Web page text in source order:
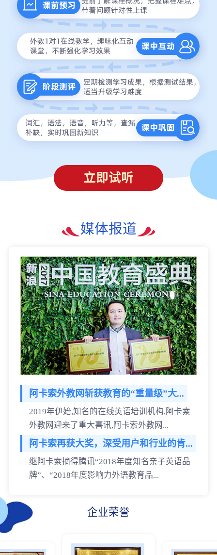
立即试听
媒体报道
阿卡索外教网斩获教育的“重量级”大...
2019年伊始,知名的在线英语培训机构,阿卡索
外教网迎来了重大喜讯,阿卡索外教网...
阿卡索再获大奖，深受用户和行业的肯...
继阿卡索摘得腾讯“2018年度知名亲子英语品
牌”、“2018年度影响力外语教育品...
企业荣誉